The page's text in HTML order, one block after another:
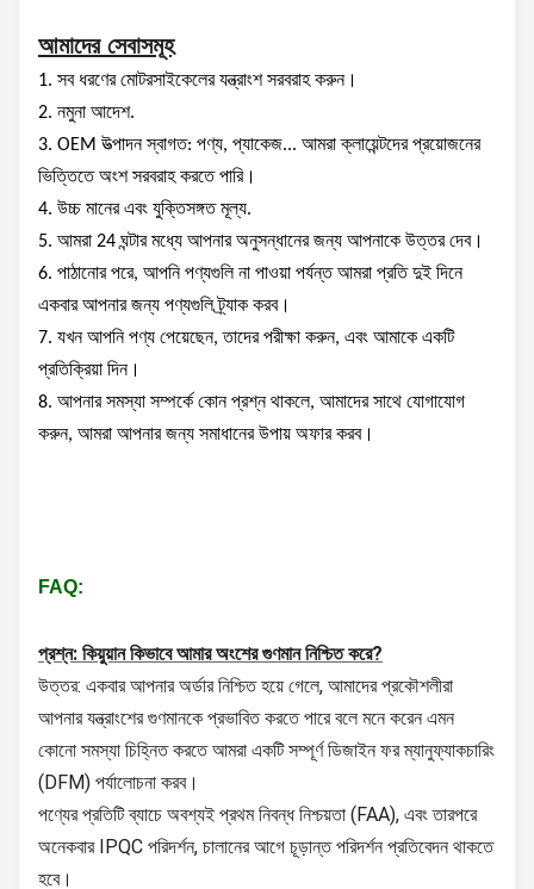
আমাদের সেবাসমূহ
1. সব ধরণের মোটরসাইকেলের যন্ত্রাংশ সরবরাহ করুন।
2. নমুনা আদেশ.
3. OEM উত্পাদন স্বাগত: পণ্য, প্যাকেজ... আমরা ক্লায়েন্টদের প্রয়োজনের
ভিত্তিতে অংশ সরবরাহ করতে পারি।
4. উচ্চ মানের এবং যুক্তিসঙ্গত মূল্য.
5. আমরা 24 ঘন্টার মধ্যে আপনার অনুসন্ধানের জন্য আপনাকে উত্তর দেব।
6. পাঠানোর পরে, আপনি পণ্যগুলি না পাওয়া পর্যন্ত আমরা প্রতি দুই দিনে
একবার আপনার জন্য পণ্যগুলি ট্র্যাক করব।
7. যখন আপনি পণ্য পেয়েছেন, তাদের পরীক্ষা করুন, এবং আমাকে একটি
প্রতিক্রিয়া দিন।
8. আপনার সমস্যা সম্পর্কে কোন প্রশ্ন থাকলে, আমাদের সাথে যোগাযোগ
করুন, আমরা আপনার জন্য সমাধানের উপায় অফার করব।
FAQ:
প্রশ্ন: কিয়ুয়ান কিভাবে আমার অংশের গুণমান নিশ্চিত করে?
উত্তর: একবার আপনার অর্ডার নিশ্চিত হয়ে গেলে, আমাদের প্রকৌশলীরা
আপনার যন্ত্রাংশের গুণমানকে প্রভাবিত করতে পারে বলে মনে করেন এমন
কোনো সমস্যা চিহ্নিত করতে আমরা একটি সম্পূর্ণ ডিজাইন ফর ম্যানুফ্যাকচারিং
(DFM) পর্যালোচনা করব।
পণ্যের প্রতিটি ব্যাচে অবশ্যই প্রথম নিবন্ধ নিশ্চয়তা (FAA), এবং তারপরে
অনেকবার IPQC পরিদর্শন, চালানের আগে চূড়ান্ত পরিদর্শন প্রতিবেদন থাকতে
হবে।